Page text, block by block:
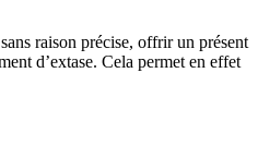
raison précise, offrir un présent
d’extase. Cela permet en effet